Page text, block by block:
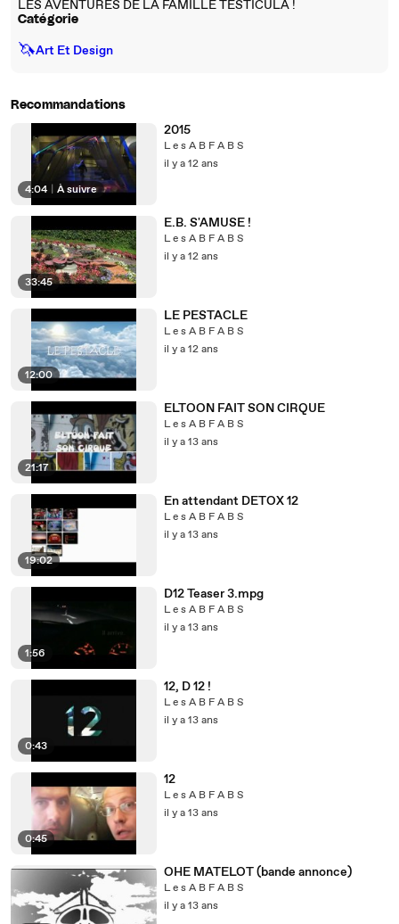
LES AVENTURES DE LA FAMILLE TESTICULA !
Catégorie
🦄Art Et Design
Recommandations
4:04 À suivre
2015
L e s A B F A B S
il y a 12 ans
33:45
E.B. S'AMUSE !
L e s A B F A B S
il y a 12 ans
12:00
LE PESTACLE
L e s A B F A B S
il y a 12 ans
21:17
ELTOON FAIT SON CIRQUE
L e s A B F A B S
il y a 13 ans
19:02
En attendant DETOX 12
L e s A B F A B S
il y a 13 ans
1:56
D12 Teaser 3.mpg
L e s A B F A B S
il y a 13 ans
0:43
12, D 12 !
L e s A B F A B S
il y a 13 ans
0:45
12
L e s A B F A B S
il y a 13 ans
OHE MATELOT (bande annonce)
L e s A B F A B S
il y a 13 ans